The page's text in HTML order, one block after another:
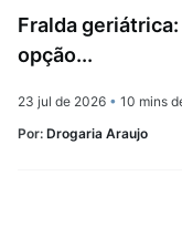
Fralda
opção...
23 jul de 2026 • 10 mins
Por: Drogaria Araujo